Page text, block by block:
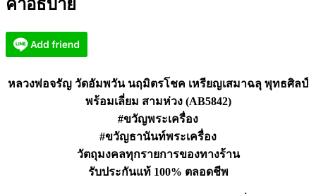
เสมา
สาม
(AB5842)
คำอธิบาย
หลวงพ่อจรัญ วัดอัมพวัน นฤมิตรโชค เหรียญเสมาฉลุ พุทธศิลป์
พร้อมเลี่ยม สามห่วง (AB5842)
#ขวัญพระเครื่อง
#ขวัญธานันท์พระเครื่อง
วัตถุมงคลทุกรายการของทางร้าน
รับประกันแท้ 100% ตลอดชีพ